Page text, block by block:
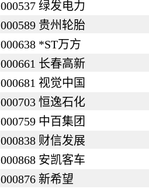
000537 绿发电力
000589 贵州轮胎
000638 *ST万方
000661 长春高新
000681 视觉中国
000703 恒逸石化
000759 中百集团
000838 财信发展
000868 安凯客车
000876 新希望